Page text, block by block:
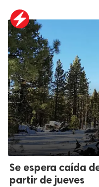
Se espera caída
partir de jueves